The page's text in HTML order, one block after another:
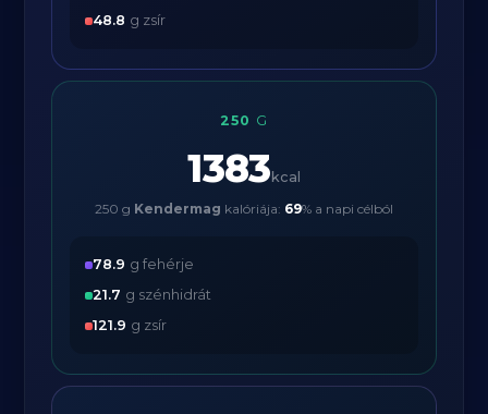
48.8 g zsír
250 G
1383 kcal
250 g Kendermag kalóriája: 69% a napi célból
78.9 g fehérje
21.7 g szénhidrát
121.9 g zsír